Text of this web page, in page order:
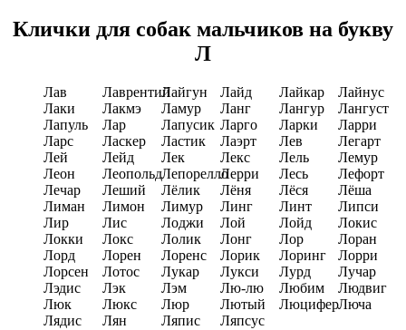
Клички для собак мальчиков на букву
Л
Лав ЛаврентийЛайгун Лайд Лайкар
Лайнус
Лаки
Лакмэ Ламур Ланг Лангур
Лангуст
Лапуль
Лар Лапусик Ларго Ларки
Ларри
Ларс
Ласкер Ластик Лаэрт Лев
Легарт
Лей
Лейд Лек Лекс Лель
Лемур
Леон
ЛеопольдЛепореллоЛерри Лесь
Лефорт
Лечар
Леший Лёлик Лёня Лёся
Лёша
Лиман
Лимон Лимур Линг Линт
Липси
Лир
Лис Лоджи Лой Лойд
Локис
Локки
Локс Лолик Лонг Лор
Лоран
Лорд
Лорен Лоренс Лорик Лоринг
Лорри
Лорсен
Лотос Лукар Лукси Лурд
Лучар
Лэдис
Лэк Лэм Лю-лю Любим
Людвиг
Люк
Люкс Люр Лютый ЛюциферЛюча
Лядис
Лян Ляпис Ляпсус